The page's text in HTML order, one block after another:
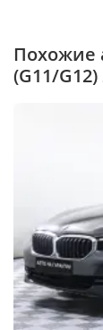
Похожие
(G11/G12)